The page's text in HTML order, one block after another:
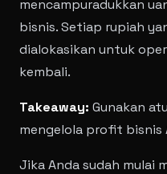
mencampuradukkan
bisnis. Setiap rupiah
dialokasikan untuk
kembali.
Takeaway: Gunakan
mengelola profit bisnis
Jika Anda sudah mulai